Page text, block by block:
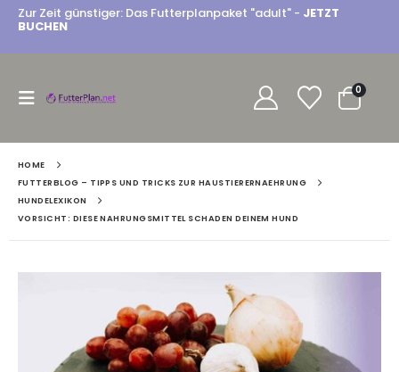
Zur Zeit günstiger: Das Futterplanpaket "adult" - JETZT
BUCHEN
0
HOME
FUTTERBLOG – TIPPS UND TRICKS ZUR HAUSTIERERNAEHRUNG
HUNDELEXIKON
VORSICHT: DIESE NAHRUNGSMITTEL SCHADEN DEINEM HUND